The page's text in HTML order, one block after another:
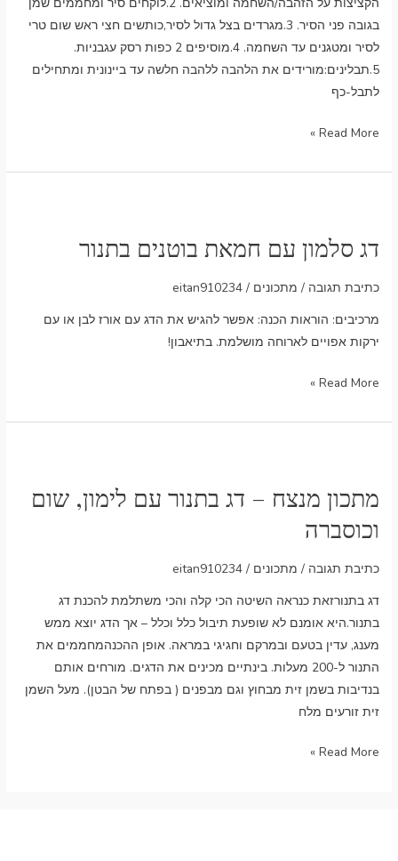
בגובה פני הסיר. 3.מגרדים בצל גדול לסיר,כותשים חצי ראש שום טרי
לסיר ומטגנים עד השחמה. 4.מוסיפים 2 כפות רסק עגבניות.
5.תבלינים:מורידים את הלהבה ללהבה חלשה עד ביינונית ומתחילים
לתבל-כף
Read More »
דג סלמון עם חמאת בוטנים בתנור
כתיבת תגובה / מתכונים /
eitan910234
מרכיבים: הוראות הכנה: אפשר להגיש את הדג עם אורז לבן או עם
ירקות אפויים לארוחה מושלמת. בתיאבון!
עם
בוטנים
Read More »
מתכון מנצח – דג בתנור עם לימון, שום
וכוסברה
כתיבת תגובה / מתכונים /
eitan910234
דג בתנורזאת כנראה השיטה הכי קלה והכי משתלמת להכנת דג
בתנור.היא אומנם לא שופעת תיבול כלל וכלל – אך הדג יוצא ממש
מענג, עדין בטעם ובמרקם וחגיגי במראה. אופן ההכנהמחממים את
התנור ל-200 מעלות. בינתיים מכינים את הדגים. מורחים אותם
בנדיבות בשמן זית מבחוץ וגם מבפנים ( בפתח של הבטן). מעל השמן
זית זורעים מלח
–
בתנור
עם
שום
וכוסברה
Read More »